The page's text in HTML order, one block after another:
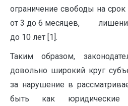
ограничение свободы на срок
от 3 до 6 месяцев, лишение
до 10 лет [1].
Таким образом,
довольно широкий круг
за нарушение в
быть как юридические